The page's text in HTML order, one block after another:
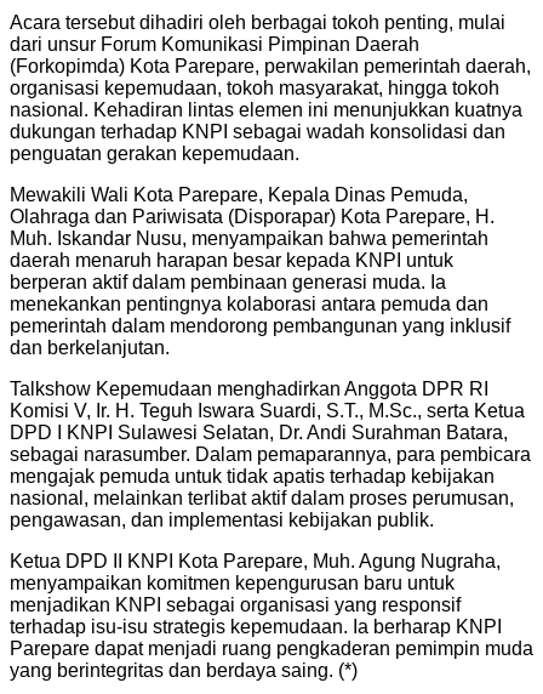
Acara tersebut dihadiri oleh berbagai tokoh penting, mulai
dari unsur Forum Komunikasi Pimpinan Daerah
(Forkopimda) Kota Parepare, perwakilan pemerintah daerah,
organisasi kepemudaan, tokoh masyarakat, hingga tokoh
nasional. Kehadiran lintas elemen ini menunjukkan kuatnya
dukungan terhadap KNPI sebagai wadah konsolidasi dan
penguatan gerakan kepemudaan.
Mewakili Wali Kota Parepare, Kepala Dinas Pemuda,
Olahraga dan Pariwisata (Disporapar) Kota Parepare, H.
Muh. Iskandar Nusu, menyampaikan bahwa pemerintah
daerah menaruh harapan besar kepada KNPI untuk
berperan aktif dalam pembinaan generasi muda. Ia
menekankan pentingnya kolaborasi antara pemuda dan
pemerintah dalam mendorong pembangunan yang inklusif
dan berkelanjutan.
Talkshow Kepemudaan menghadirkan Anggota DPR RI
Komisi V, Ir. H. Teguh Iswara Suardi, S.T., M.Sc., serta Ketua
DPD I KNPI Sulawesi Selatan, Dr. Andi Surahman Batara,
sebagai narasumber. Dalam pemaparannya, para pembicara
mengajak pemuda untuk tidak apatis terhadap kebijakan
nasional, melainkan terlibat aktif dalam proses perumusan,
pengawasan, dan implementasi kebijakan publik.
Ketua DPD II KNPI Kota Parepare, Muh. Agung Nugraha,
menyampaikan komitmen kepengurusan baru untuk
menjadikan KNPI sebagai organisasi yang responsif
terhadap isu-isu strategis kepemudaan. Ia berharap KNPI
Parepare dapat menjadi ruang pengkaderan pemimpin muda
yang berintegritas dan berdaya saing. (*)